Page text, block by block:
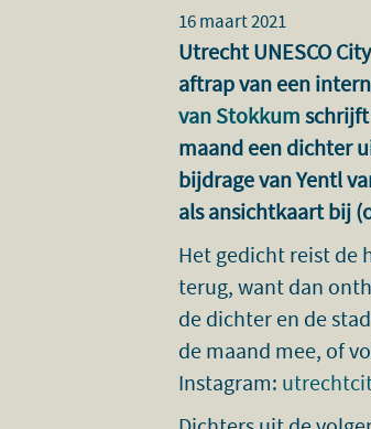
16 maart 2021
Utrecht UNESCO
aftrap van een
van Stokkum schrijft
maand een dichter
bijdrage van Yentl
als ansichtkaart bij
Het gedicht reist de
terug, want dan
de dichter en de
de maand mee, of
Instagram: